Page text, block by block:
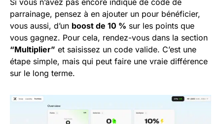
Si vous n’avez pas encore indiqué de code de
parrainage, pensez à en ajouter un pour bénéficier,
vous aussi, d’un boost de 10 % sur les points que
vous gagnez. Pour cela, rendez-vous dans la section
“Multiplier” et saisissez un code valide. C’est une
étape simple, mais qui peut faire une vraie différence
sur le long terme.